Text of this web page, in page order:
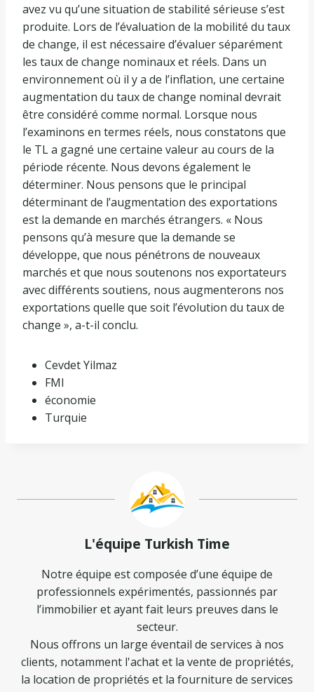
avez vu qu’une situation de stabilité sérieuse s’est
produite. Lors de l’évaluation de la mobilité du taux
de change, il est nécessaire d’évaluer séparément
les taux de change nominaux et réels. Dans un
environnement où il y a de l’inflation, une certaine
augmentation du taux de change nominal devrait
être considéré comme normal. Lorsque nous
l’examinons en termes réels, nous constatons que
le TL a gagné une certaine valeur au cours de la
période récente. Nous devons également le
déterminer. Nous pensons que le principal
déterminant de l’augmentation des exportations
est la demande en marchés étrangers. « Nous
pensons qu’à mesure que la demande se
développe, que nous pénétrons de nouveaux
marchés et que nous soutenons nos exportateurs
avec différents soutiens, nous augmenterons nos
exportations quelle que soit l’évolution du taux de
change », a-t-il conclu.
Cevdet Yilmaz
FMI
économie
Turquie
L'équipe Turkish Time
Notre équipe est composée d’une équipe de
professionnels expérimentés, passionnés par
l’immobilier et ayant fait leurs preuves dans le
secteur.
Nous offrons un large éventail de services à nos
clients, notamment l'achat et la vente de propriétés,
la location de propriétés et la fourniture de services